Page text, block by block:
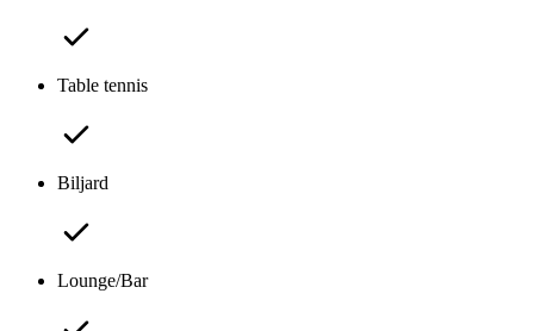
Table tennis
Biljard
Lounge/Bar